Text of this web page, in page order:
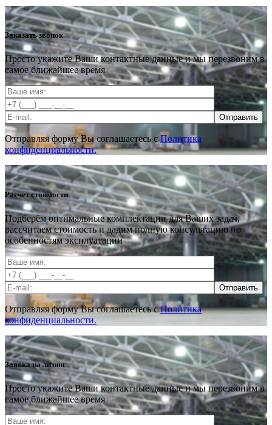
Заказать звонок
Просто укажите Ваши контактные данные и мы перезвоним в
самое ближайшее время
Отправить
Отправляя форму Вы соглашаетесь сПолитика
конфиденциальности.
Расчет стоимости
Подберём оптимальные комплектации для Ваших задач,
рассчитаем стоимость и дадим полную консультацию по
особенностям эксплуатации
Отправить
Отправляя форму Вы соглашаетесь сПолитика
конфиденциальности.
Заявка на лизинг
Просто укажите Ваши контактные данные и мы перезвоним в
самое ближайшее время